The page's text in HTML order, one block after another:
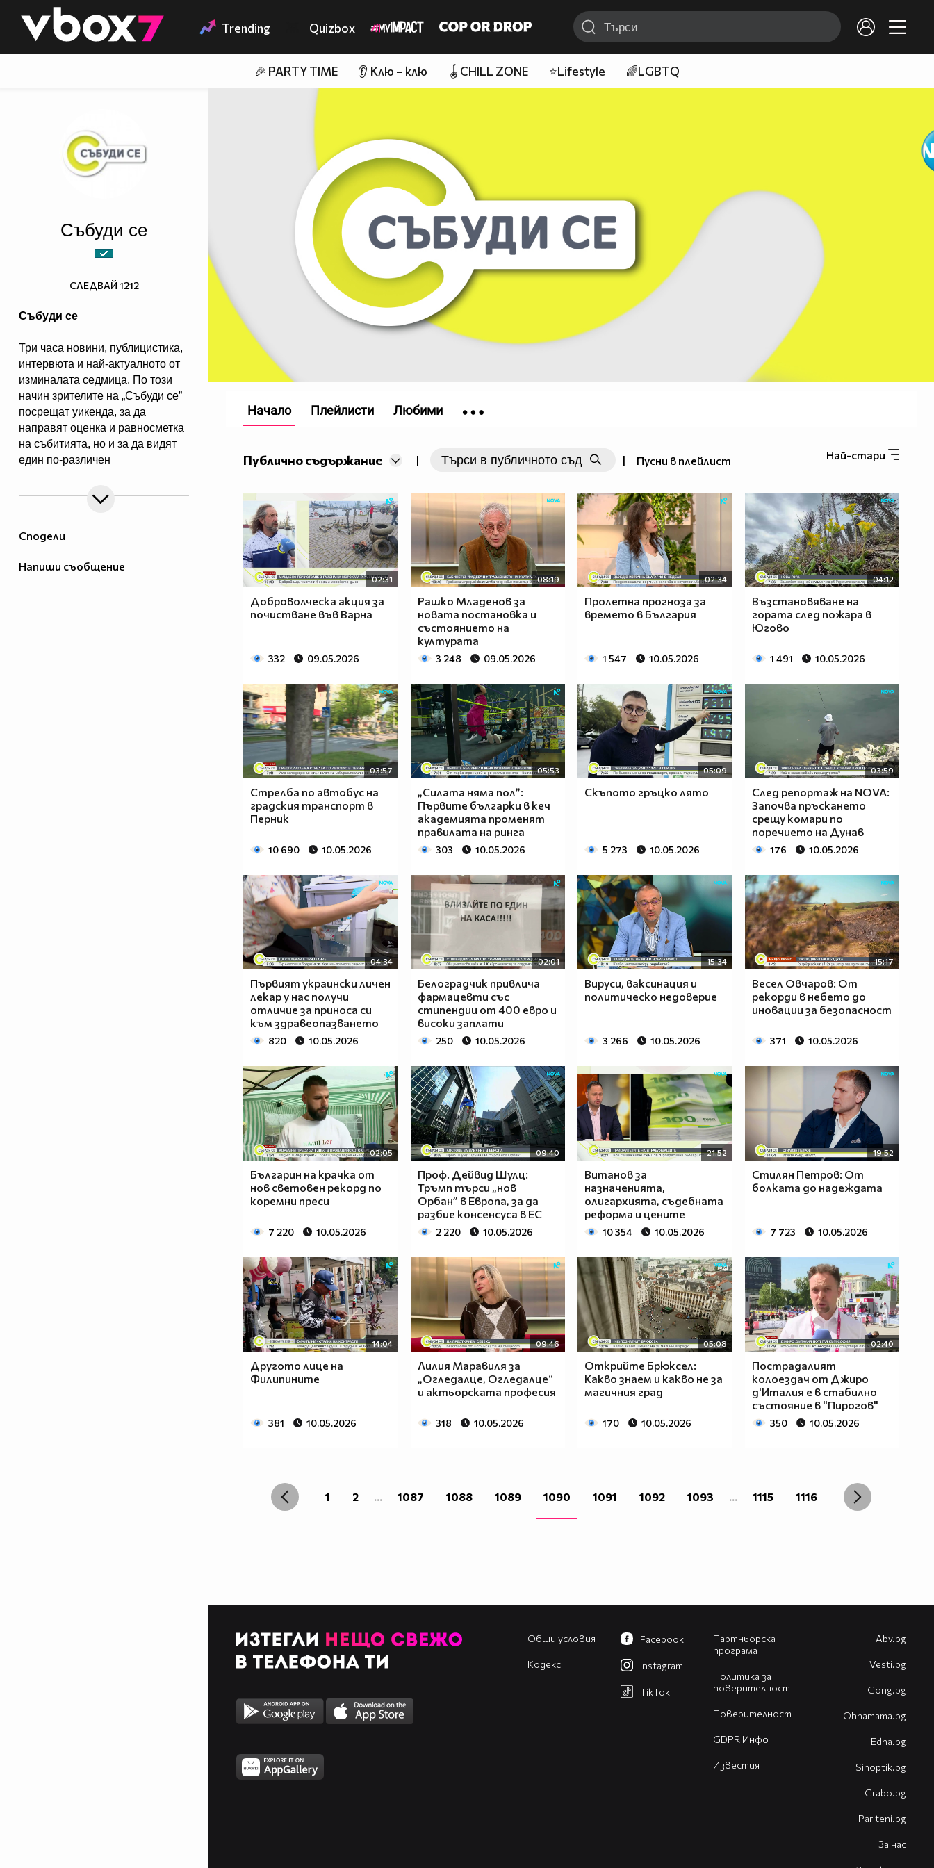
👾 Trending Quizbox
🎉 PARTY TIME 👂 Клю – клю 🪀CHILL ZONE ⭐Lifestyle 🌈LGBTQ
Сподели
Напиши съобщение
Събуди се
Събуди се
Три часа новини, публицистика,
интервюта и най-актуалното от
изминалата седмица. По този
начин зрителите на „Събуди се”
посрещат уикенда, за да
направят оценка и равносметка
на събитията, но и за да видят
един по-различен
СЛЕДВАЙ 1212
Най-стари
Публично съдържание | | Пусни в плейлист
02:31
Доброволческа акция за
почистване във Варна
332 09.05.2026
08:19
Рашко Младенов за
новата постановка и
състоянието на
културата
3 248 09.05.2026
02:34
Пролетна прогноза за
времето в България
1 547 10.05.2026
04:12
Възстановяване на
гората след пожара в
Югово
1 491 10.05.2026
03:57
Стрелба по автобус на
градския транспорт в
Перник
10 690 10.05.2026
05:53
„Силата няма пол”:
Първите българки в кеч
академията променят
правилата на ринга
303 10.05.2026
05:09
Скъпото гръцко лято
5 273 10.05.2026
03:59
След репортаж на NOVA:
Започва пръскането
срещу комари по
поречието на Дунав
176 10.05.2026
04:34
Първият украински личен
лекар у нас получи
отличие за приноса си
към здравеопазването
820 10.05.2026
02:01
Белоградчик привлича
фармацевти със
стипендии от 400 евро и
високи заплати
250 10.05.2026
15:34
Вируси, ваксинация и
политическо недоверие
3 266 10.05.2026
15:17
Весел Овчаров: От
рекорди в небето до
иновации за безопасност
371 10.05.2026
02:05
Българин на крачка от
нов световен рекорд по
коремни преси
7 220 10.05.2026
09:40
Проф. Дейвид Шулц:
Тръмп търси „нов
Орбан” в Европа, за да
разбие консенсуса в ЕС
2 220 10.05.2026
21:52
Витанов за
назначенията,
олигархията, съдебната
реформа и цените
10 354 10.05.2026
19:52
Стилян Петров: От
болката до надеждата
7 723 10.05.2026
14:04
Другото лице на
Филипините
381 10.05.2026
09:46
Лилия Маравиля за
„Огледалце, Огледалце“
и актьорската професия
318 10.05.2026
05:08
Открийте Брюксел:
Какво знаем и какво не за
магичния град
170 10.05.2026
02:40
Пострадалият
колоездач от Джиро
д'Италия е в стабилно
състояние в "Пирогов"
350 10.05.2026
1 2 ... 1087 1088 1089 1090 1091 1092 1093 ... 1115 1116
Начало Плейлисти Любими
Общи условия
Кодекс
Партньорска
програма
Политика за
поверителност
Поверителност
GDPR Инфо
Известия
Facebook
Instagram
TikTok
Abv.bg
Vesti.bg
Gong.bg
Оhnamama.bg
Edna.bg
Sinoptik.bg
Grabo.bg
Pariteni.bg
За нас